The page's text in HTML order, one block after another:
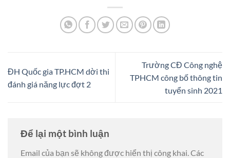
ĐH Quốc gia TP.HCM dời thi
đánh giá năng lực đợt 2
Trường CĐ Công nghệ
TPHCM công bố thông tin
tuyển sinh 2021
Để lại một bình luận
Email của bạn sẽ không được hiển thị công khai.Các